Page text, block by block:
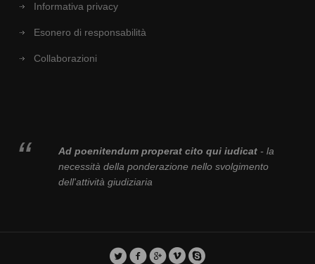
Informativa privacy
Esonero di responsabilità
Collaborazioni
Ad poenitendum properat cito qui iudicat- la
necessità della ponderazione nello svolgimento
dell'attività giudiziaria